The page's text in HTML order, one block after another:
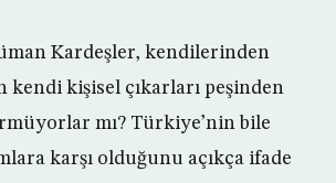
Kardeşler, kendilerinden
kendi kişisel çıkarları peşinden
mı? Türkiye’nin bile
karşı olduğunu açıkça ifade